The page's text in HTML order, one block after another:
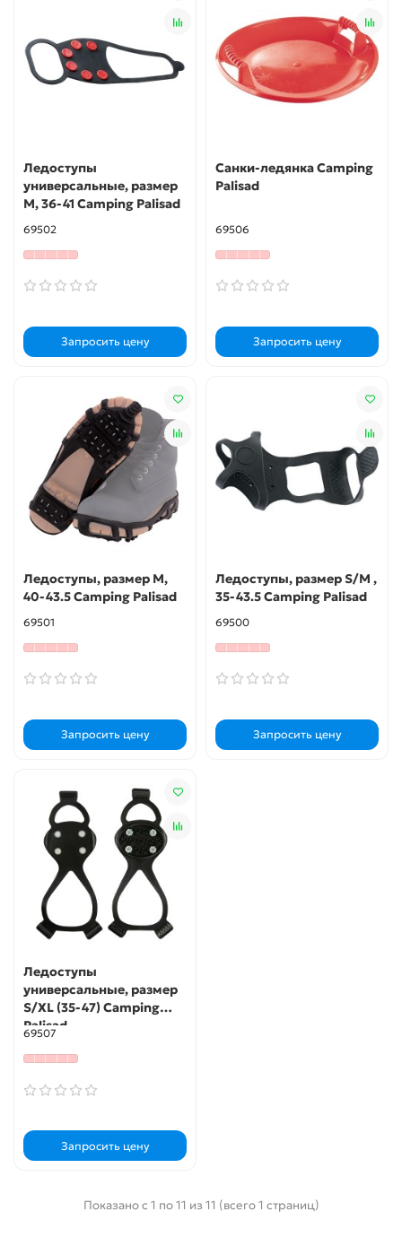
Ледоступы
универсальные, размер
M, 36-41 Camping Palisad
69502
Запросить цену
Санки-ледянка Camping
Palisad
69506
Запросить цену
Ледоступы, размер M,
40-43.5 Camping Palisad
69501
Запросить цену
Ледоступы, размер S/M ,
35-43.5 Camping Palisad
69500
Запросить цену
Ледоступы
универсальные, размер
S/XL (35-47) Camping
Palisad
69507
Запросить цену
Показано с 1 по 11 из 11 (всего 1 страниц)